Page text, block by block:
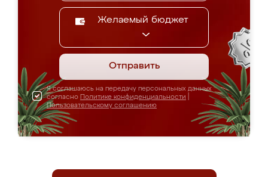
Желаемый бюджет
Отправить
Я соглашаюсь на передачу персональных данных
согласно Политике конфиденциальности
Пользовательскому соглашению